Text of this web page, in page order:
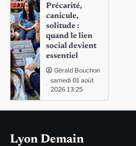
Précarité,
canicule,
solitude :
quand le lien
social devient
essentiel
Gérald Bouchon
samedi 01 août
2026 13:25
Lyon Demain